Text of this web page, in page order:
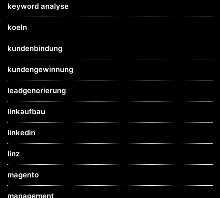
keyword analyse
koeln
kundenbindung
kundengewinnung
leadgenerierung
linkaufbau
linkedin
linz
magento
management